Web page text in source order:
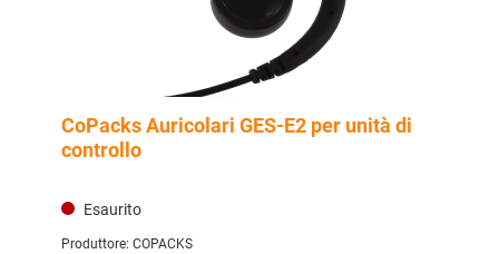
CoPacks Auricolari GES-E2 per unità di
controllo
Esaurito
Produttore: COPACKS